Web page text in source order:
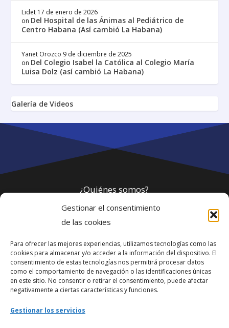
Gestionar el consentimiento
de las cookies
Para ofrecer las mejores experiencias, utilizamos tecnologías como las
cookies para almacenar y/o acceder a la información del dispositivo. El
consentimiento de estas tecnologías nos permitirá procesar datos
como el comportamiento de navegación o las identificaciones únicas
en este sitio. No consentir o retirar el consentimiento, puede afectar
negativamente a ciertas características y funciones.
Gestionar los servicios
Lidet 17 de enero de 2026
on Del Hospital de las Ánimas al Pediátrico de
Centro Habana (Así cambió La Habana)
Yanet Orozco 9 de diciembre de 2025
on Del Colegio Isabel la Católica al Colegio María
Luisa Dolz (así cambió La Habana)
Galería de Videos
¿Quiénes somos?
Política de privacidad
Webmaster
soporte@fotosdlahabana.com
Nuestro e-mail: